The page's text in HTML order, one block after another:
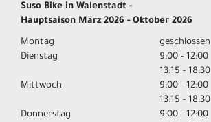
Suso Bike in Walenstadt -
Hauptsaison März 2026 - Oktober 2026
Montag
geschlossen
Dienstag
9:00 - 12:00
13:15 - 18:30
Mittwoch
9:00 - 12:00
13:15 - 18:30
Donnerstag
9:00 - 12:00